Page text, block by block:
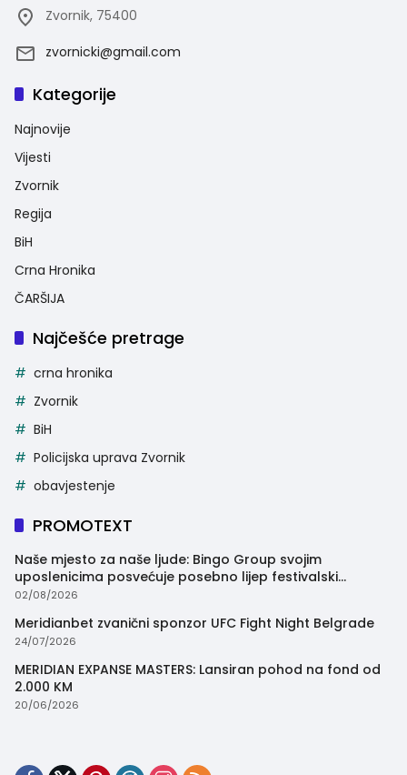
Zvornik, 75400
zvornicki@gmail.com
Kategorije
Najnovije
Vijesti
Zvornik
Regija
BiH
Crna Hronika
ČARŠIJA
Najčešće pretrage
crna hronika
Zvornik
BiH
Policijska uprava Zvornik
obavjestenje
PROMOTEXT
Naše mjesto za naše ljude: Bingo Group svojim
uposlenicima posvećuje posebno lijep festivalski
trenutak
02/08/2026
Meridianbet zvanični sponzor UFC Fight Night Belgrade
24/07/2026
MERIDIAN EXPANSE MASTERS: Lansiran pohod na fond od
2.000 KM
20/06/2026